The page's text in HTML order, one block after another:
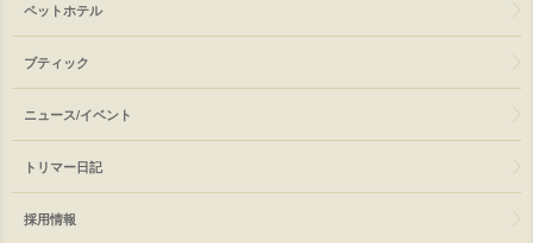
ペットホテル
ブティック
ニュース/イベント
トリマー日記
採用情報